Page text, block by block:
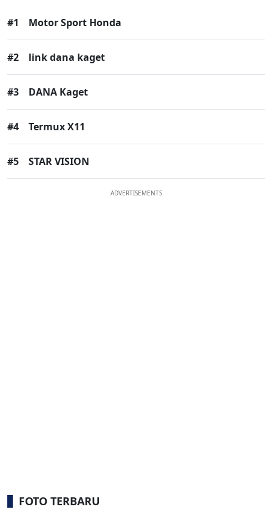
#1 Motor Sport Honda
#2 link dana kaget
#3 DANA Kaget
#4 Termux X11
#5 STAR VISION
ADVERTISEMENTS
FOTO TERBARU